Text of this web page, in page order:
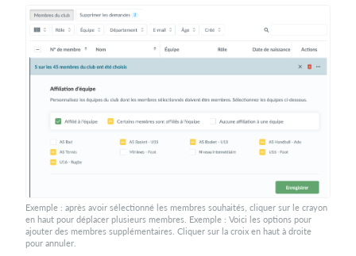
Exemple : après avoir sélectionné les membres souhaités, cliquer sur le crayon
en haut pour déplacer plusieurs membres. Exemple : Voici les options pour
ajouter des membres supplémentaires. Cliquer sur la croix en haut à droite
pour annuler.